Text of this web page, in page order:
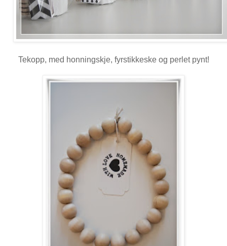
Tekopp, med honningskje, fyrstikkeske og perlet pynt!